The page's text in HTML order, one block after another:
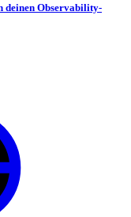
deinen Observability-